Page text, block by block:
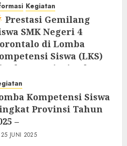
Kegiatan
Prestasi Gemilang
SMK Negeri 4
di Lomba
Siswa (LKS)
Provinsi Tahun
25 JUNI 2025Kompetensi Siswa
Provinsi Tahun
–
25 JUNI 2025